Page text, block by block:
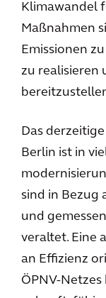
Klimawandel
Maßnahmen
Emissionen
zu realisieren
Das
Berlin ist in
sind in Bezug
und
veraltet. Eine
an Effizienz
ÖPNV-